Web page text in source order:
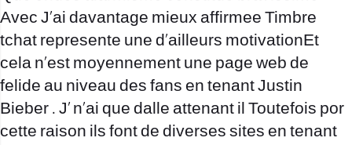
Avec J’ai davantage mieux affirmee Timbre
tchat represente une d’ailleurs motivationEt
cela n’est moyennement une page web de
felide au niveau des fans en tenant Justin
Bieber . J’ n’ai que dalle attenant il Toutefois por
cette raison ils font de diverses sites en tenant